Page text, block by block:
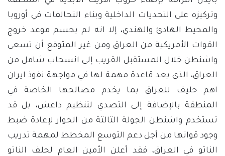
وتركيزه على التحديات الداخلية وبناء التحالفات في أوروبا
والمحيط الهادئ والهندي، إلا انه لم يحسم موعد خروج
القوات الأمريكية من العراق ومن غير المتوقع أن تسعى
واشنطن خلال المستقبل القريب إلى انسحاب شامل من
العراق، الذي يعد قاعدة مهمة لها في مواجهة نفوذ ايران
اهم حليف للعراق بما يخدم مصالحها الخاصة في
المنطقة بالإضافة إلى التصدي لتنظيم داعش، بل قد
تستخدم واشنطن الجولة الثالثة من الحوار لإعادة ضبط
وجود قواتها من أجل دعم التوسع المخطط لمهمة تدريب
الناتو في العراق، فقد أعلن الأمين العام لحلف الناتو